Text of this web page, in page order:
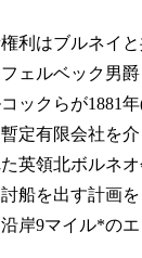
利はブルネイと
ェルベック男爵
ックらが1881
定有限会社を
英領北ボルネ
船を出す計画を
岸9マイル*の